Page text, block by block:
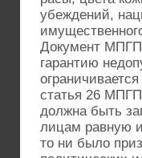
убеждений,
Документ
гарантию
статья 26
должна быть
лицам равную
то ни было